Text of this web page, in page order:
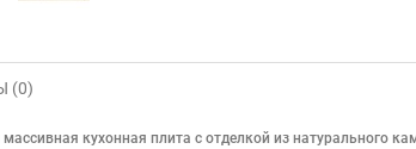
(0)
массивная кухонная плита с отделкой из натурального